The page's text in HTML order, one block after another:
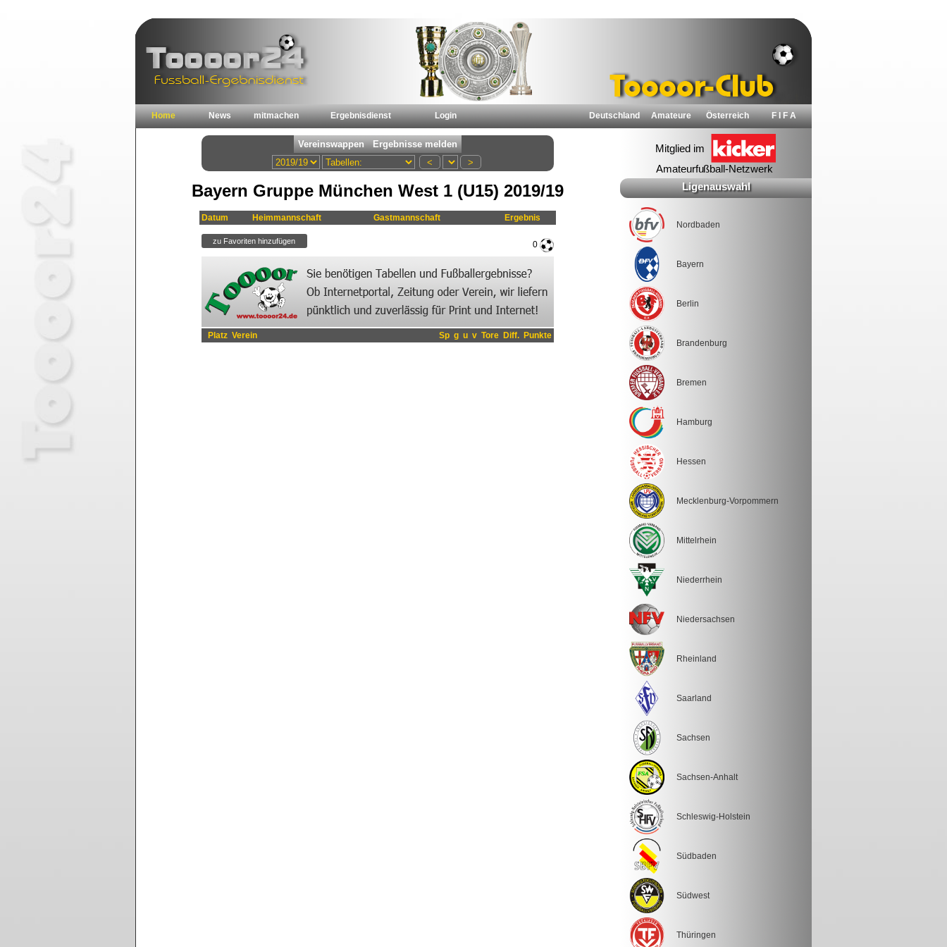
Home News mitmachen Ergebnisdienst Login Deutschland Amateure Österreich F I F A
Bayern Gruppe München West 1 (U15) 2019/19
Datum Heimmannschaft Gastmannschaft Ergebnis
0
Platz Verein Sp g u v Tore Diff. Punkte
Ligenauswahl
Nordbaden
Bayern
Berlin
Brandenburg
Bremen
Hamburg
Hessen
Mecklenburg-Vorpommern
Mittelrhein
Niederrhein
Niedersachsen
Rheinland
Saarland
Sachsen
Sachsen-Anhalt
Schleswig-Holstein
Südbaden
Südwest
Thüringen